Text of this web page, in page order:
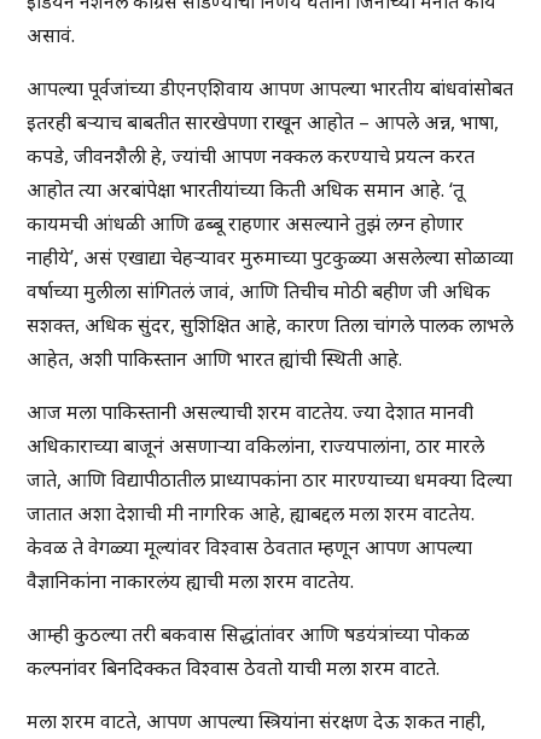
असावं.
आपल्या पूर्वजांच्या डीएनएशिवाय आपण आपल्या भारतीय बांधवांसोबत
इतरही बऱ्याच बाबतीत सारखेपणा राखून आहोत – आपले अन्न, भाषा,
कपडे, जीवनशैली हे, ज्यांची आपण नक्कल करण्याचे प्रयत्न करत
आहोत त्या अरबांपेक्षा भारतीयांच्या किती अधिक समान आहे. ‘तू
कायमची आंधळी आणि ढब्बू राहणार असल्याने तुझं लग्न होणार
नाहीये’, असं एखाद्या चेहऱ्यावर मुरुमाच्या पुटकुळ्या असलेल्या सोळाव्या
वर्षाच्या मुलीला सांगितलं जावं, आणि तिचीच मोठी बहीण जी अधिक
सशक्त, अधिक सुंदर, सुशिक्षित आहे, कारण तिला चांगले पालक लाभले
आहेत, अशी पाकिस्तान आणि भारत ह्यांची स्थिती आहे.
आज मला पाकिस्तानी असल्याची शरम वाटतेय. ज्या देशात मानवी
अधिकाराच्या बाजूनं असणाऱ्या वकिलांना, राज्यपालांना, ठार मारले
जाते, आणि विद्यापीठातील प्राध्यापकांना ठार मारण्याच्या धमक्या दिल्या
जातात अशा देशाची मी नागरिक आहे, ह्याबद्दल मला शरम वाटतेय.
केवळ ते वेगळ्या मूल्यांवर विश्वास ठेवतात म्हणून आपण आपल्या
वैज्ञानिकांना नाकारलंय ह्याची मला शरम वाटतेय.
आम्ही कुठल्या तरी बकवास सिद्धांतांवर आणि षडयंत्रांच्या पोकळ
कल्पनांवर बिनदिक्कत विश्वास ठेवतो याची मला शरम वाटते.
मला शरम वाटते, आपण आपल्या स्त्रियांना संरक्षण देऊ शकत नाही,